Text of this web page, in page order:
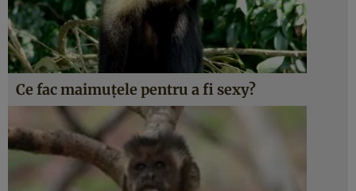
Ce fac maimuţele pentru a fi sexy?